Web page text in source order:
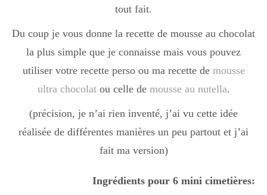
Les classiques
Mes amis en cuisine
Recettes Végétariennes
Resto
tout fait.
Du coup je vous donne la recette de mousse au chocolat
la plus simple que je connaisse mais vous pouvez
utiliser votre recette perso ou ma recette de mousse
ultra chocolatou celle de mousse au nutella.
(précision, je n’ai rien inventé, j’ai vu cette idée
réalisée de différentes manières un peu partout et j’ai
fait ma version)
Ingrédients pour 6 mini cimetières: